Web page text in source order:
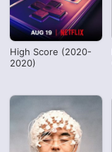
High Score (2020-
2020)